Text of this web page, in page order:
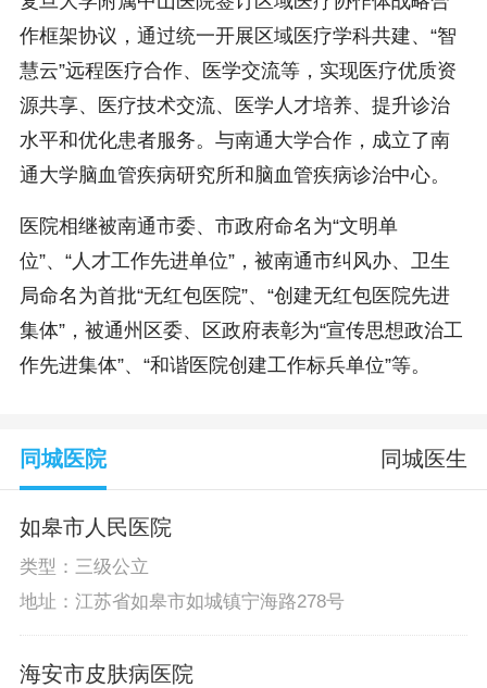
作框架协议，通过统一开展区域医疗学科共建、“智
慧云”远程医疗合作、医学交流等，实现医疗优质资
源共享、医疗技术交流、医学人才培养、提升诊治
水平和优化患者服务。与南通大学合作，成立了南
通大学脑血管疾病研究所和脑血管疾病诊治中心。
医院相继被南通市委、市政府命名为“文明单
位”、“人才工作先进单位”，被南通市纠风办、卫生
局命名为首批“无红包医院”、“创建无红包医院先进
集体”，被通州区委、区政府表彰为“宣传思想政治工
作先进集体”、“和谐医院创建工作标兵单位”等。
同城医院 同城医生
如皋市人民医院
类型：三级公立
地址：江苏省如皋市如城镇宁海路278号
海安市皮肤病医院